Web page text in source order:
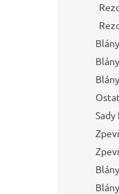
Sady